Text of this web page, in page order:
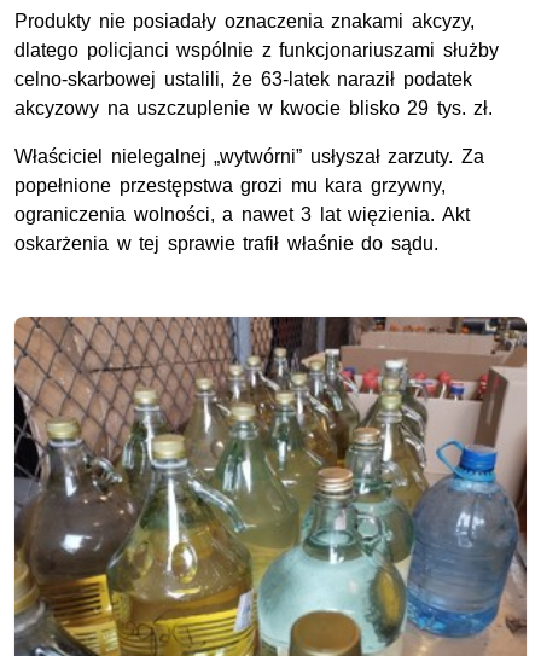
Produkty nie posiadały oznaczenia znakami akcyzy,
dlatego policjanci wspólnie z funkcjonariuszami służby
celno-skarbowej ustalili, że 63-latek naraził podatek
akcyzowy na uszczuplenie w kwocie blisko 29 tys. zł.
Właściciel nielegalnej „wytwórni” usłyszał zarzuty. Za
popełnione przestępstwa grozi mu kara grzywny,
ograniczenia wolności, a nawet 3 lat więzienia. Akt
oskarżenia w tej sprawie trafił właśnie do sądu.